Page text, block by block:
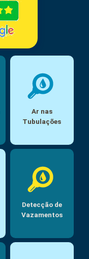
Ar nas
Tubulações
Detecção de
Vazamentos